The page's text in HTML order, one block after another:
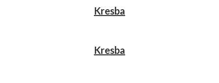
Kresba
Kresba